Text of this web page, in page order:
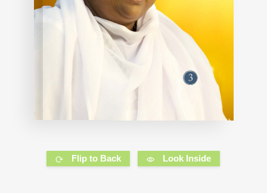
Flip to Back Look Inside